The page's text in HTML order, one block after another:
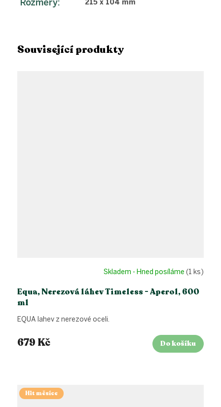
Související produkty
Equa, Nerezová láhev Timeless - Aperol, 600
ml
Skladem - Hned posíláme (1 ks)
679 Kč Do košíku
EQUA lahev z nerezové oceli.
Hit měsíce
Rozměry: 215 x 104 mm